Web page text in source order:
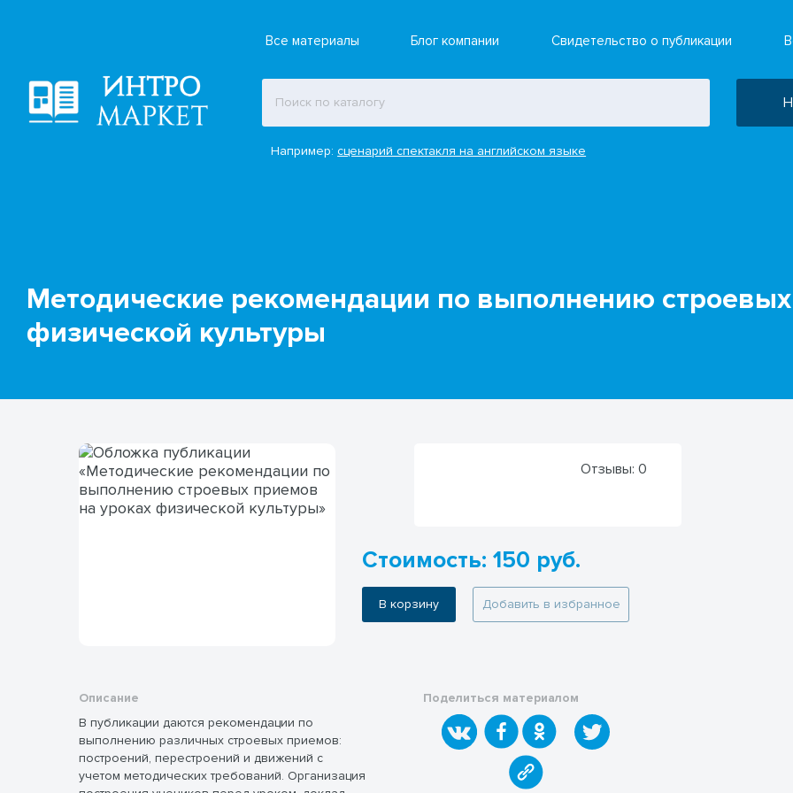
Все материалы Блог компании Свидетельство о публикации
Например:сценарий спектакля на английском языке
Методические рекомендации по выполнению
физической культуры
Отзывы: 0
Стоимость: 150 руб.
В корзину Добавить в избранное
Описание
В публикации даются рекомендации по
выполнению различных строевых приемов:
построений, перестроений и движений с
учетом методических требований. Организация
Поделиться материалом